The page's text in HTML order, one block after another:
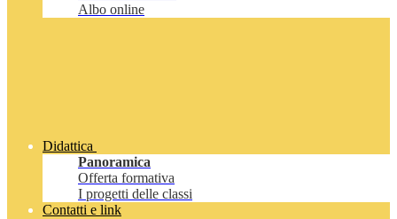
Albo online
Didattica
Panoramica
Offerta formativa
I progetti delle classi
Contatti e link